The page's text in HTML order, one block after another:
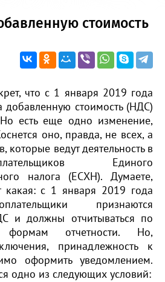
стоимость
что с 1 января 2019 года
добавленную стоимость (НДС)
есть еще одно изменение,
оно, правда, не всех, а
которые ведут деятельность в
Единого
налога (ЕСХН). Думаете,
какая: с 1 января 2019 года
признаются
и должны отчитываться по
формам отчетности. Но,
принадлежность к
оформить уведомлением.
одно из следующих условий: